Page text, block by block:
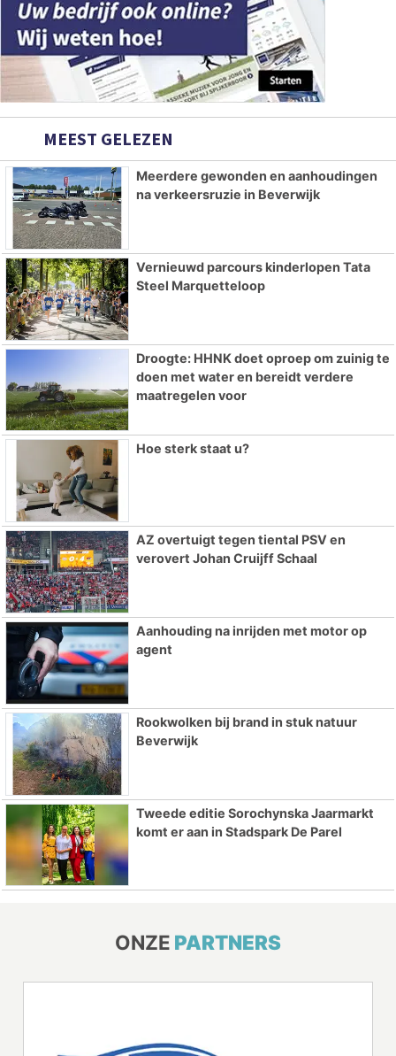
MEEST GELEZEN
Meerdere gewonden en aanhoudingen
na verkeersruzie in Beverwijk
Vernieuwd parcours kinderlopen Tata
Steel Marquetteloop
Droogte: HHNK doet oproep om zuinig te
doen met water en bereidt verdere
maatregelen voor
Hoe sterk staat u?
AZ overtuigt tegen tiental PSV en
verovert Johan Cruijff Schaal
Aanhouding na inrijden met motor op
agent
Rookwolken bij brand in stuk natuur
Beverwijk
Tweede editie Sorochynska Jaarmarkt
komt er aan in Stadspark De Parel
ONZE PARTNERS